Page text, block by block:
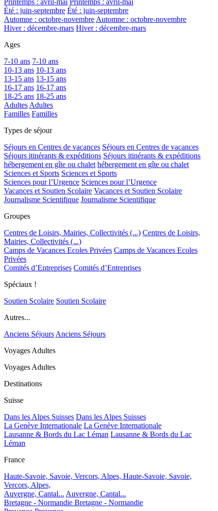
Printemps : avril-mai Printemps : avril-mai
Été : juin-septembre Été : juin-septembre
Automne : octobre-novembre Automne : octobre-novembre
Hiver : décembre-mars Hiver : décembre-mars
Ages
7-10 ans 7-10 ans
10-13 ans 10-13 ans
13-15 ans 13-15 ans
16-17 ans 16-17 ans
18-25 ans 18-25 ans
Adultes Adultes
Familles Familles
Types de séjour
Séjours en Centres de vacances Séjours en Centres de vacances
Séjours itinérants & expéditions Séjours itinérants & expéditions
hébergement en gîte ou chalet hébergement en gîte ou chalet
Sciences et Sports Sciences et Sports
Sciences pour l’Urgence Sciences pour l’Urgence
Vacances et Soutien Scolaire Vacances et Soutien Scolaire
Journalisme Scientifique Journalisme Scientifique
Groupes
Centres de Loisirs, Mairies, Collectivités (...) Centres de Loisirs,
Mairies, Collectivités (...)
Camps de Vacances Ecoles Privées Camps de Vacances Ecoles
Privées
Comités d’Entreprises Comités d’Entreprises
Spéciaux !
Soutien Scolaire Soutien Scolaire
Autres...
Anciens Séjours Anciens Séjours
Voyages Adultes
Voyages Adultes
Destinations
Suisse
Dans les Alpes Suisses Dans les Alpes Suisses
La Genève Internationale La Genève Internationale
Lausanne & Bords du Lac Léman Lausanne & Bords du Lac
Léman
France
Haute-Savoie, Savoie, Vercors, Alpes, Haute-Savoie, Savoie,
Vercors, Alpes,
Auvergne, Cantal... Auvergne, Cantal...
Bretagne - Normandie Bretagne - Normandie